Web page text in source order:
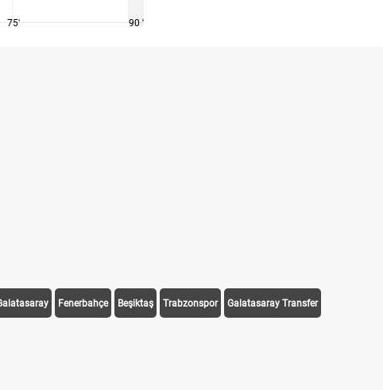
75' 90 '
Fenerbahçe Beşiktaş Trabzonspor Galatasaray Transfer